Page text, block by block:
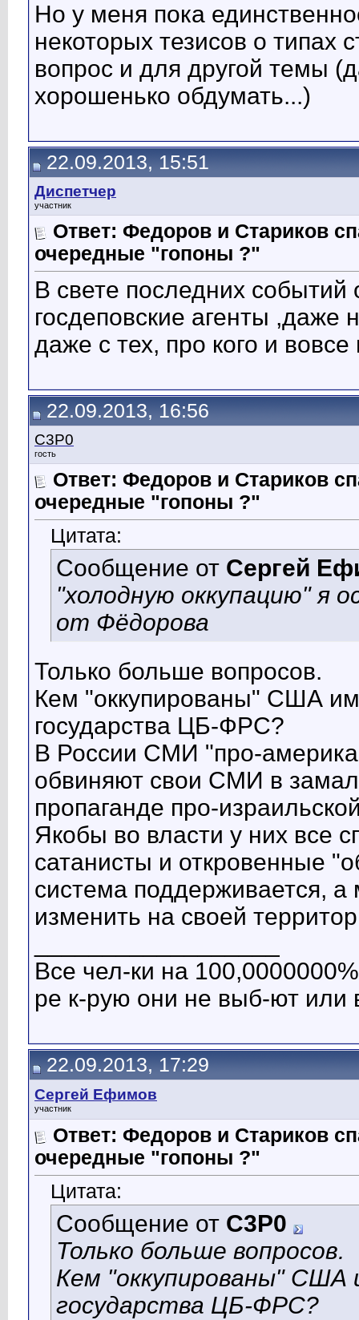
Но у меня пока
некоторых тезисов о типах
вопрос и для другой темы
хорошенько обдумать...)
22.09.2013, 15:51
Диспетчер
участник
Ответ: Федоров и Стариков
очередные "гопоны ?"
В свете последних событий
госдеповские агенты ,даже
даже с тех, про кого и
22.09.2013, 16:56
C3P0
гость
Ответ: Федоров и Стариков
очередные "гопоны ?"
Цитата:
Сообщение от Сергей
"холодную оккупацию" я
от Фёдорова
Только больше вопросов.
Кем "оккупированы" США
государства ЦБ-ФРС?
В России СМИ "про-
обвиняют свои СМИ в
пропаганде про-
Якобы во власти у них все
сатанисты и откровенные
система поддерживается,
изменить на своей
Все чел-ки на
ре к-рую они не выб-ют или
22.09.2013, 17:29
Сергей Ефимов
участник
Ответ: Федоров и Стариков
очередные "гопоны ?"
Цитата:
Сообщение от C3P0
Только больше вопросов.
Кем "оккупированы" США
государства ЦБ-ФРС?